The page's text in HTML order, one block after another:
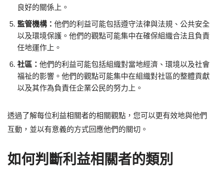
良好的關係上。
監管機構： 他們的利益可能包括遵守法律與法規、公共安全
以及環境保護。他們的觀點可能集中在確保組織合法且負責
任地運作上。
社區： 他們的利益可能包括組織對當地經濟、環境以及社會
福祉的影響。他們的觀點可能集中在組織對社區的整體貢獻
以及其作為負責任企業公民的努力上。
透過了解每位利益相關者的相關觀點，您可以更有效地與他們
互動，並以有意義的方式回應他們的關切。
如何判斷利益相關者的類別